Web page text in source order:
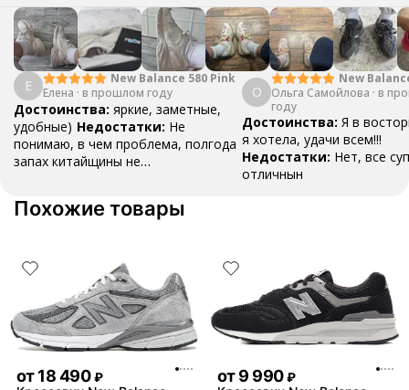
Е
New Balance 580 Pink
Елена · в прошлом году
Достоинства: яркие, заметные,
удобные) Недостатки: Не
понимаю, в чем проблема, полгода
запах китайщины не
деньги вполне норм.
О
New
Ольга Самойлова · в
году
Достоинства: Я в
я хотела, удачи всем!!!
Недостатки: Нет, все
отличнын
Похожие товары
от18 490 ₽ от9 990 ₽